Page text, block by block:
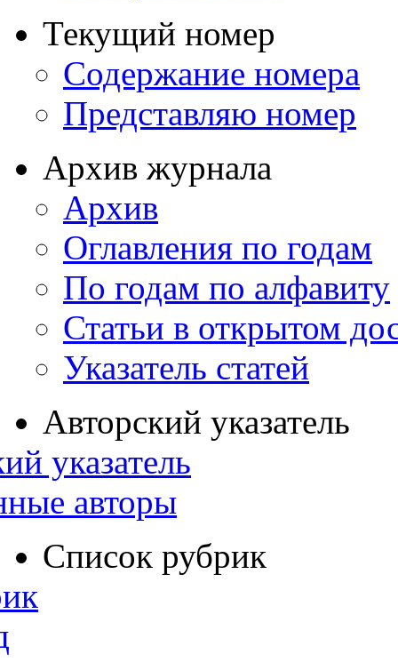
Текущий номер
Содержание номера
Представляю номер
Архив журнала
Архив
Оглавления по годам
По годам по алфавиту
Статьи в открытом
Указатель статей
Авторский указатель
указатель
авторы
Список рубрик